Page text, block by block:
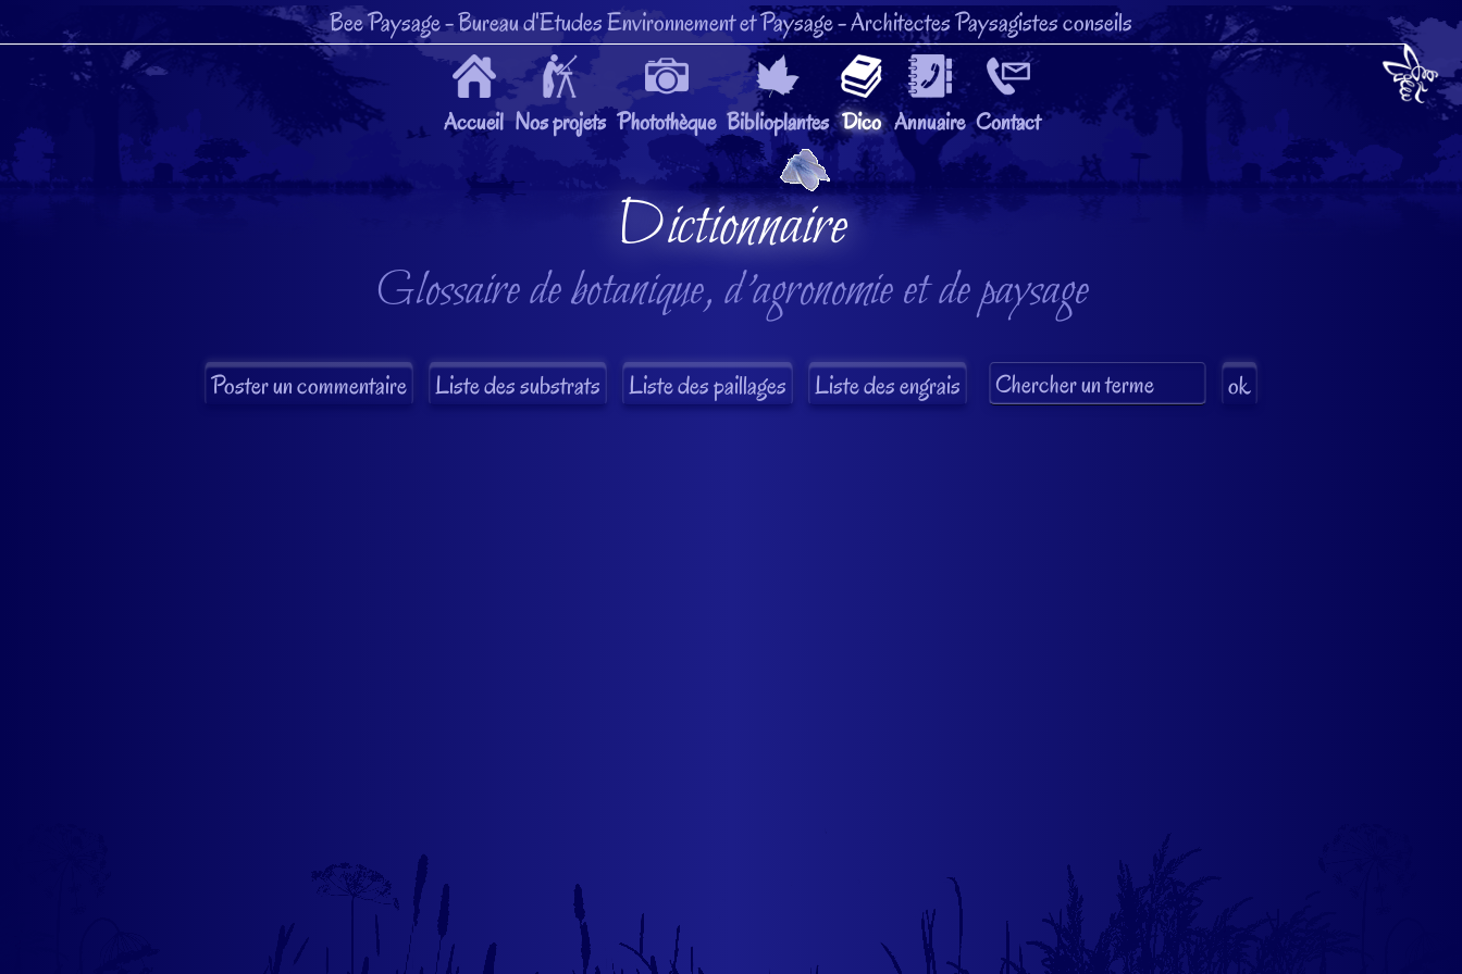
Bee Paysage- Bureau d'Etudes Environnement et Paysage- Architectes Paysagistes conseils
Accueil Nos projets Photothèque Biblioplantes Dico Annuaire Contact
Dictionnaire
Glossaire de botanique, d'agronomie et de paysage
Liste des substrats Liste des paillages Liste des engrais